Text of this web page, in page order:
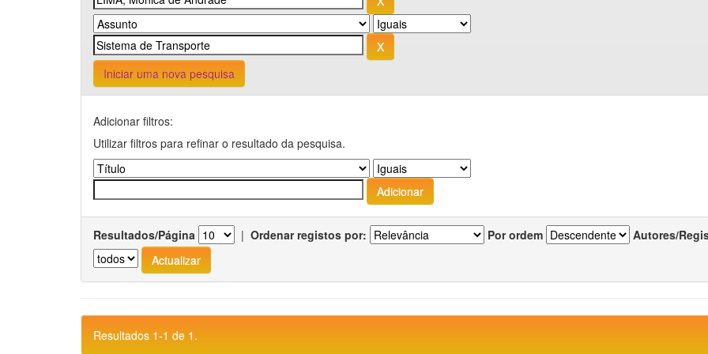
Iniciar uma nova pesquisa
Adicionar filtros:
Utilizar filtros para refinar o resultado da pesquisa.
Resultados/Página | Ordenar registos por: Por ordem Autores/
Resultados 1-1 de 1.